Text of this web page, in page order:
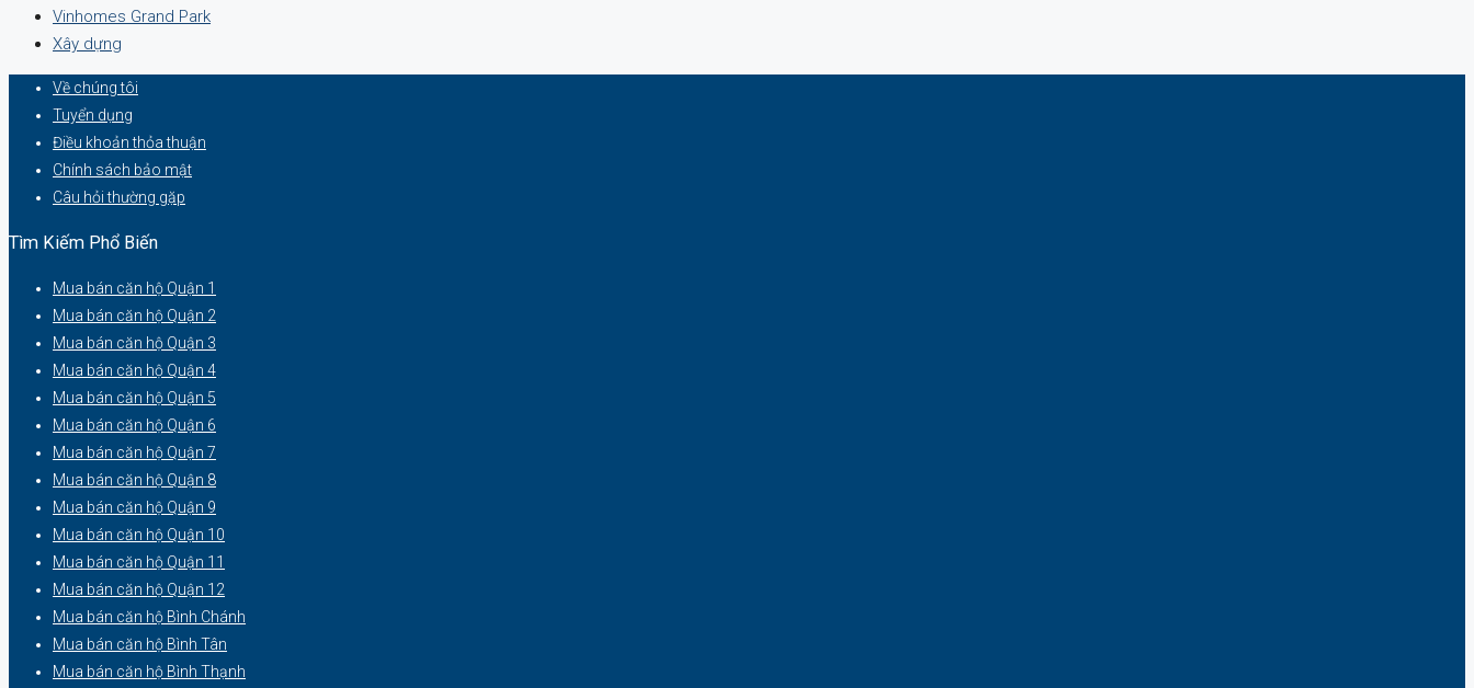
Vinhomes Grand Park
Xây dựng
Về chúng tôi
Tuyển dụng
Điều khoản thỏa thuận
Chính sách bảo mật
Câu hỏi thường gặp
Tìm Kiếm Phổ Biến
Mua bán căn hộ Quận 1
Mua bán căn hộ Quận 2
Mua bán căn hộ Quận 3
Mua bán căn hộ Quận 4
Mua bán căn hộ Quận 5
Mua bán căn hộ Quận 6
Mua bán căn hộ Quận 7
Mua bán căn hộ Quận 8
Mua bán căn hộ Quận 9
Mua bán căn hộ Quận 10
Mua bán căn hộ Quận 11
Mua bán căn hộ Quận 12
Mua bán căn hộ Bình Chánh
Mua bán căn hộ Bình Tân
Mua bán căn hộ Bình Thạnh